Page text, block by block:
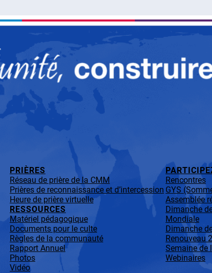
PRIÈRES
Réseau de prière de la CMM
Prières de reconnaissance et d’intercession
Heure de prière virtuelle
RESSOURCES
Matériel pédagogique
Documents pour le culte
Règles de la communauté
Rapport Annuel
Photos
Vidéo
Rencontres
GYS
Assemblée
Dimanche
Mondiale
Dimanche
Renouveau
Semaine de
Webinaires